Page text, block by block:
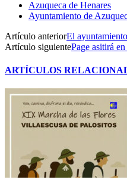
Azuqueca de Henares
Ayuntamiento de
Artículo anteriorEl
Artículo siguientePage asitirá
ARTÍCULOS